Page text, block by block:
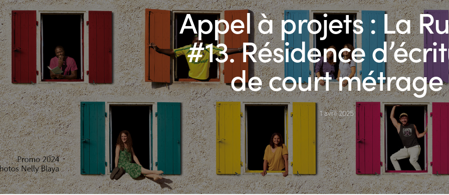
Appel à projets : La
#13. Résidence
de court métrage
1 avril 2025